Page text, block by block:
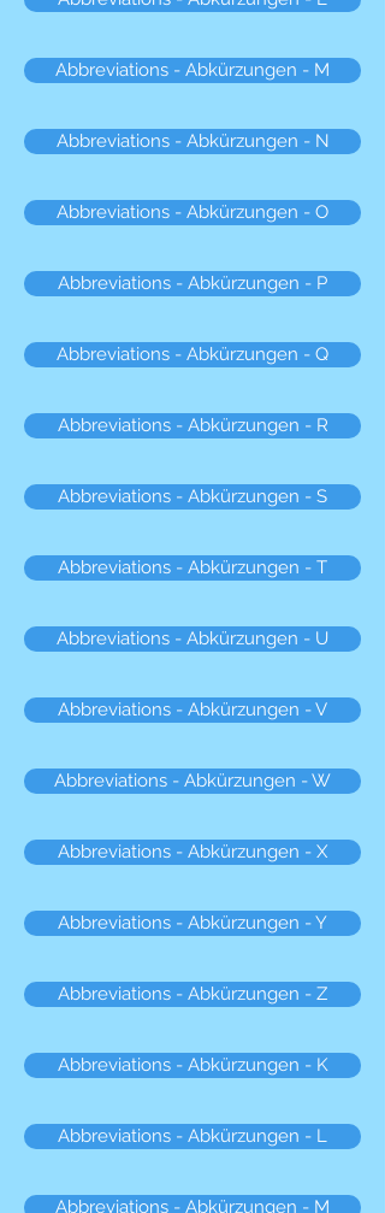
Abbreviations - Abkürzungen - M
Abbreviations - Abkürzungen - N
Abbreviations - Abkürzungen - O
Abbreviations - Abkürzungen - P
Abbreviations - Abkürzungen - Q
Abbreviations - Abkürzungen - R
Abbreviations - Abkürzungen - S
Abbreviations - Abkürzungen - T
Abbreviations - Abkürzungen - U
Abbreviations - Abkürzungen - V
Abbreviations - Abkürzungen - W
Abbreviations - Abkürzungen - X
Abbreviations - Abkürzungen - Y
Abbreviations - Abkürzungen - Z
Abbreviations - Abkürzungen - K
Abbreviations - Abkürzungen - L
Abbreviations - Abkürzungen - M